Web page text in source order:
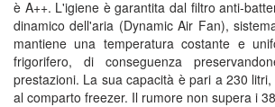
è A++. L'igiene è garantita dal filtro anti-
dinamico dell'aria (Dynamic Air Fan),
mantiene una temperatura costante e
frigorifero, di conseguenza
prestazioni. La sua capacità è pari a 230
al comparto freezer. Il rumore non supera i